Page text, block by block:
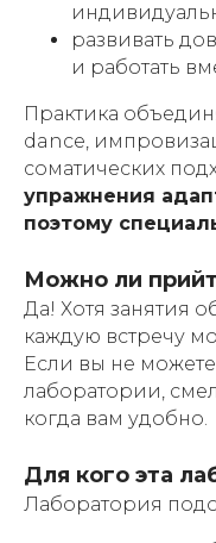
развивать
и работать
Практика
dance,
соматических
упражнения
поэтому
Можно ли
Да! Хотя занятия
каждую встречу
Если вы не можете
лаборатории,
когда вам удобно.
Для кого эта
Лаборатория